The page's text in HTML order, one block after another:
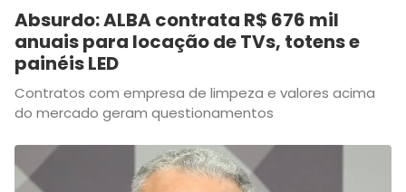
Absurdo: ALBA contrata R$ 676 mil
anuais para locação de TVs, totens e
painéis LED
Contratos com empresa de limpeza e valores acima
do mercado geram questionamentos